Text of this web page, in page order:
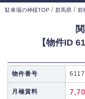
駐車場の神様TOP / 群馬県 / 前
【物件ID
物件番号
月極賃料